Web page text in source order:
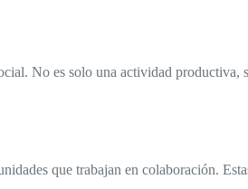
No es solo una actividad productiva,
que trabajan en colaboración.